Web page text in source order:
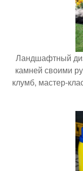
Ландшафтный
камней своими
клумб, мастер-